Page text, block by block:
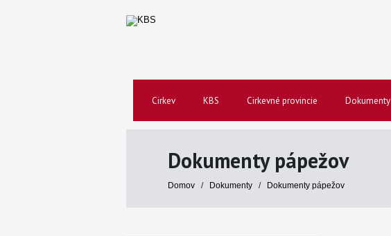
Cirkev KBS Cirkevné provincie Dokumenty
Dokumenty pápežov
Domov / Dokumenty / Dokumenty pápežov